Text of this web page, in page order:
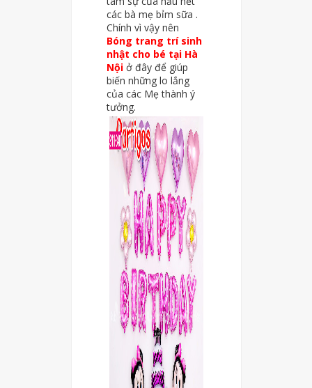
các bà mẹ bỉm sữa .
Chính vì vậy nên
Bóng trang trí sinh
nhật cho bé tại Hà
Nội ở đây để giúp
biến những lo lắng
của các Mẹ thành ý
tưởng.